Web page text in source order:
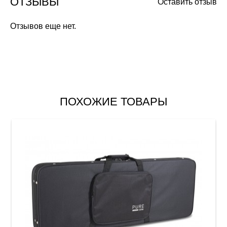
Оставить отзыв
Отзывов еще нет.
ПОХОЖИЕ ТОВАРЫ